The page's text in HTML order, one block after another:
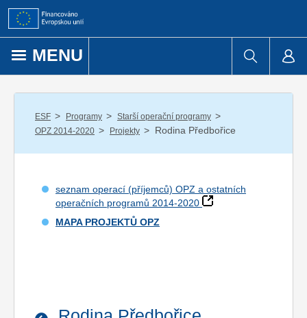
Přejít k obsahu
MENU
ESF / Programy / Starší operační programy /
OPZ 2014-2020 / Projekty / Rodina Předbořice
seznam operací (příjemců) OPZ a ostatních
operačních programů 2014-2020
MAPA PROJEKTŮ OPZ